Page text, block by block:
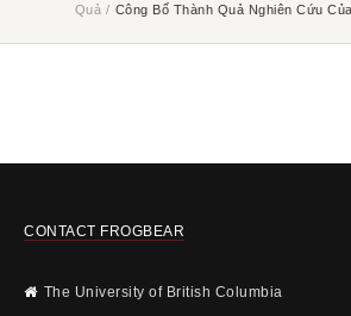
Quả / Công Bố Thành Quả Nghiên Cứu
CONTACT FROGBEAR
The University of British Columbia